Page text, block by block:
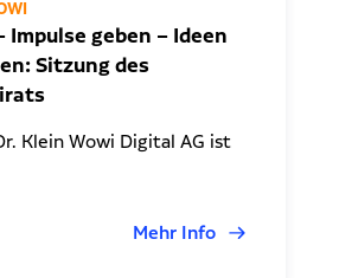
Impulse geben – Ideen
Sitzung des
Klein Wowi Digital AG ist
Mehr Info